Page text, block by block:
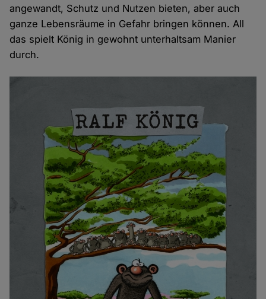
angewandt, Schutz und Nutzen bieten, aber auch
ganze Lebensräume in Gefahr bringen können. All
das spielt König in gewohnt unterhaltsam Manier
durch.